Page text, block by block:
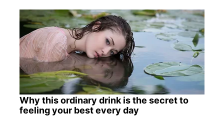
Why this ordinary drink is the secret to
feeling your best every day